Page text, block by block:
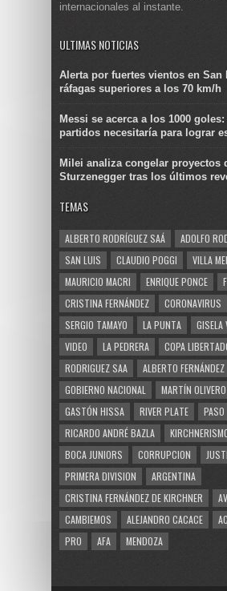
internacionales al instante.
ULTIMAS NOTICIAS
Alerta por fuertes vientos en San
ráfagas superiores a los 70 km/h
Messi se acerca a los 1000
partidos necesitaría para lograr
Milei analiza congelar proyectos
Sturzenegger tras los últimos
TEMAS
ALBERTO RODRÍGUEZ SAÁ
ADOLFO
SAN LUIS
CLAUDIO POGGI
VILLA
MAURICIO MACRI
ENRIQUE PONCE
CRISTINA FERNÁNDEZ
CORONAVIRUS
SERGIO TAMAYO
LA PUNTA
GISELA
VIDEO
LA PEDRERA
COPA
RODRIGUEZ SAA
ALBERTO FERNÁNDEZ
GOBIERNO NACIONAL
MARTÍN OLIVERO
GASTÓN HISSA
RIVER PLATE
PASO
RICARDO ANDRÉ BAZLA
BOCA JUNIORS
CORRUPCION
PRIMERA DIVISION
ARGENTINA
CRISTINA FERNÁNDEZ DE KIRCHNER
CAMBIEMOS
ALEJANDRO CACACE
PRO
AFA MENDOZA